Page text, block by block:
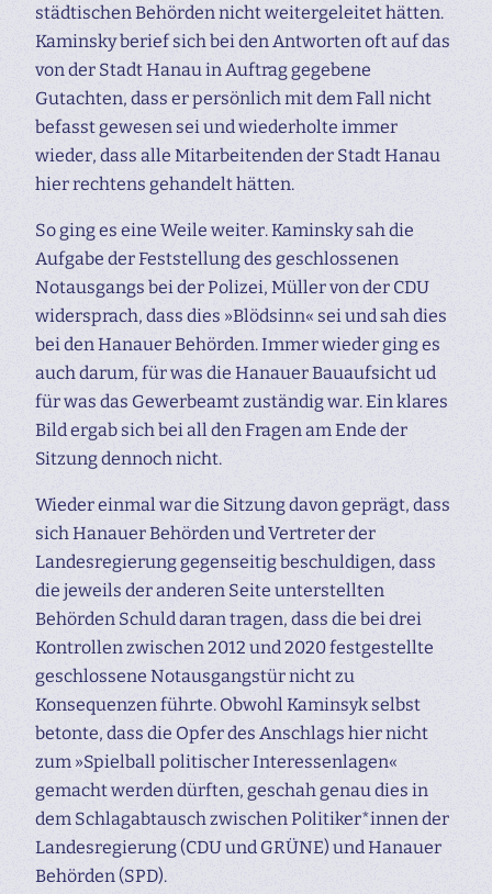
städtischen Behörden nicht weitergeleitet hätten.
Kaminsky berief sich bei den Antworten oft auf das
von der Stadt Hanau in Auftrag gegebene
Gutachten, dass er persönlich mit dem Fall nicht
befasst gewesen sei und wiederholte immer
wieder, dass alle Mitarbeitenden der Stadt Hanau
hier rechtens gehandelt hätten.
So ging es eine Weile weiter. Kaminsky sah die
Aufgabe der Feststellung des geschlossenen
Notausgangs bei der Polizei, Müller von der CDU
widersprach, dass dies »Blödsinn« sei und sah dies
bei den Hanauer Behörden. Immer wieder ging es
auch darum, für was die Hanauer Bauaufsicht ud
für was das Gewerbeamt zuständig war. Ein klares
Bild ergab sich bei all den Fragen am Ende der
Sitzung dennoch nicht.
Wieder einmal war die Sitzung davon geprägt, dass
sich Hanauer Behörden und Vertreter der
Landesregierung gegenseitig beschuldigen, dass
die jeweils der anderen Seite unterstellten
Behörden Schuld daran tragen, dass die bei drei
Kontrollen zwischen 2012 und 2020 festgestellte
geschlossene Notausgangstür nicht zu
Konsequenzen führte. Obwohl Kaminsyk selbst
betonte, dass die Opfer des Anschlags hier nicht
zum »Spielball politischer Interessenlagen«
gemacht werden dürften, geschah genau dies in
dem Schlagabtausch zwischen Politiker*innen der
Landesregierung (CDU und GRÜNE) und Hanauer
Behörden (SPD).